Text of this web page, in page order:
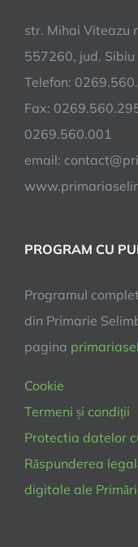
str. Mihai Viteazu
557260, jud. Sibiu
Telefon:
Fax:
0269.560.001
email:
PROGRAM CU
Programul
din Primarie
pagina
Cookie
Termeni și condiții
Protectia datelor
Răspunderea
digitale ale